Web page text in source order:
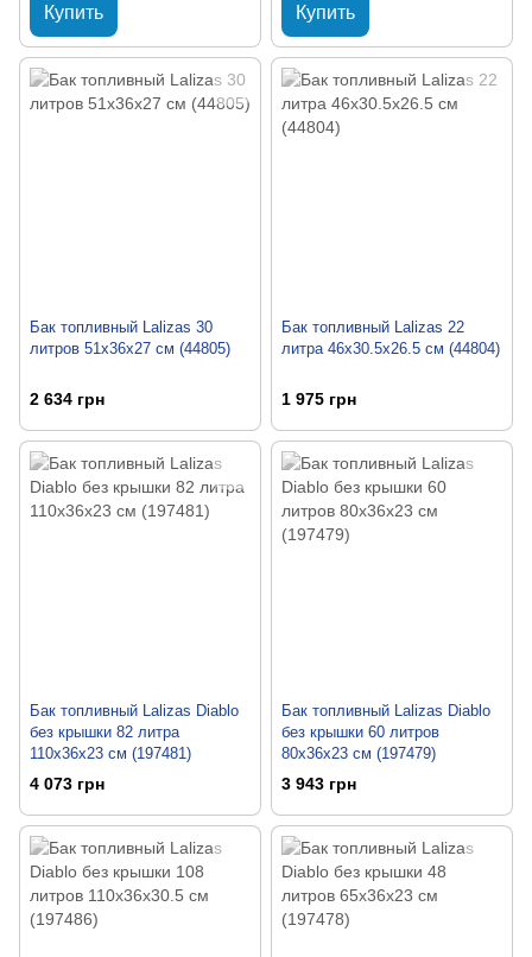
Купить Купить
Бак топливный Lalizas 30
литров 51x36x27 см (44805)
2 634 грн
Бак топливный Lalizas 22
литра 46x30.5x26.5 см (44804)
1 975 грн
Бак топливный Lalizas Diablo
без крышки 82 литра
110x36x23 см (197481)
4 073 грн
Бак топливный Lalizas Diablo
без крышки 60 литров
80x36x23 см (197479)
3 943 грн